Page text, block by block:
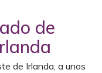
de
de Irlanda, a unos